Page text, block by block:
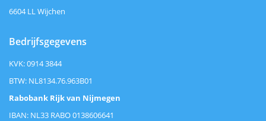
6604 LL Wijchen
Bedrijfsgegevens
KVK: 0914 3844
BTW: NL8134.76.963B01
Rabobank Rijk van Nijmegen
IBAN: NL33 RABO 0138606641